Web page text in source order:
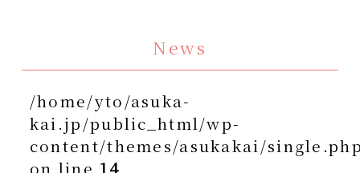
News
/home/yto/asuka-
kai.jp/public_html/wp-
content/themes/asukakai/
on line 14